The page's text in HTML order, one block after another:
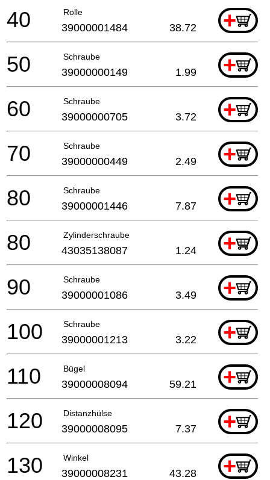
Rolle +
40 39000001484 38.72
Schraube +
50 39000000149 1.99
Schraube +
60 39000000705 3.72
Schraube +
70 39000000449 2.49
Schraube +
80 39000001446 7.87
Zylinderschraube +
80 43035138087 1.24
Schraube +
90 39000001086 3.49
Schraube +
100 39000001213 3.22
Bügel +
110 39000008094 59.21
Distanzhülse +
120 39000008095 7.37
Winkel +
130 39000008231 43.28